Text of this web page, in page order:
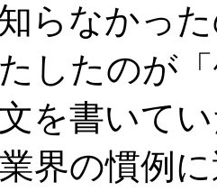
らなかっ
したのが
を書いて
界の慣例